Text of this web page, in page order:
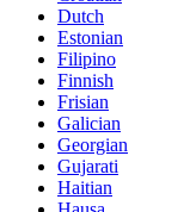
Dutch
Estonian
Filipino
Finnish
Frisian
Galician
Georgian
Gujarati
Haitian